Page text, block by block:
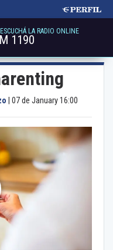
ESCUCHÁ LA RADIO ONLINE
1190
07 de January 16:00